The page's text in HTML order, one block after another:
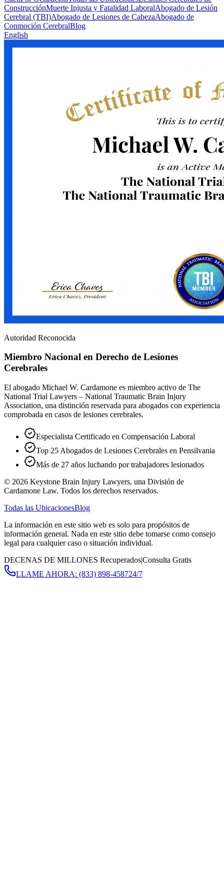
ConstrucciónMuerte Injusta y Fatalidad LaboralAbogado de Lesión
Cerebral (TBI)Abogado de Lesiones de CabezaAbogado de
Conmoción CerebralBlog
English
Autoridad Reconocida
Miembro Nacional en Derecho de Lesiones
Cerebrales
El abogado Michael W. Cardamone es miembro activo de The
National Trial Lawyers – National Traumatic Brain Injury
Association, una distinción reservada para abogados con experiencia
comprobada en casos de lesiones cerebrales.
Especialista Certificado en Compensación Laboral
Top 25 Abogados de Lesiones Cerebrales en Pensilvania
Más de 27 años luchando por trabajadores lesionados
© 2026 Keystone Brain Injury Lawyers, una División de
Cardamone Law. Todos los derechos reservados.
Todas las UbicacionesBlog
La información en este sitio web es solo para propósitos de
información general. Nada en este sitio debe tomarse como consejo
legal para cualquier caso o situación individual.
DECENAS DE MILLONES Recuperados|Consulta Gratis
LLAME AHORA: (833) 898-458724/7